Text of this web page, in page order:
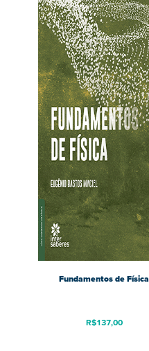
Fundamentos de Física
R$137,00